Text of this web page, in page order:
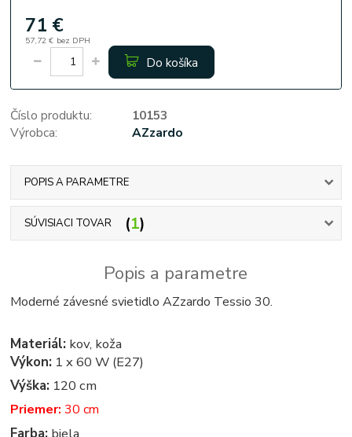
71 €
57,72 € bez DPH
Do košíka
Číslo produktu:
10153
Výrobca:
AZzardo
POPIS A PARAMETRE
SÚVISIACI TOVAR 1
Popis a parametre
Moderné závesné svietidlo AZzardo Tessio 30.
Materiál: kov, koža
Výkon: 1 x 60 W (E27)
Výška: 120 cm
Priemer: 30 cm